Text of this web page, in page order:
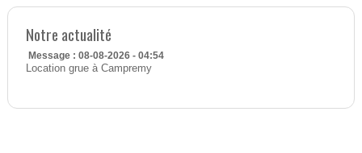
Notre actualité
Message : 08-08-2026 - 04:54
Location grue à Campremy